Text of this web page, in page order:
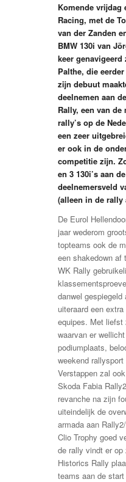
Komende vrijdag
Racing, met de
van der Zanden
BMW 130i van
keer
Palthe, die
zijn debuut
deelnemen aan
Rally, een van
rally’s op de
een zeer
er ook in de
competitie zijn.
en 3 130i’s aan
deelnemersveld
(alleen in de rally
De Eurol
jaar wederom
topteams ook de
een shakedown af
WK Rally
danwel gespiegeld
uiteraard een
equipes. Met liefst
waarvan er
podiumplaats,
weekend
Verstappen zal
Skoda Fabia
revanche na zijn
uiteindelijk de
armada aan
Clio Trophy goed
de rally vindt er op
Historics Rally
teams aan de